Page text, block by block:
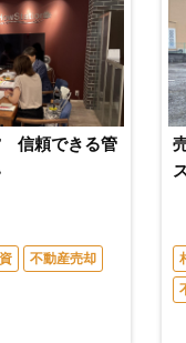
信頼できる管
不動産売却